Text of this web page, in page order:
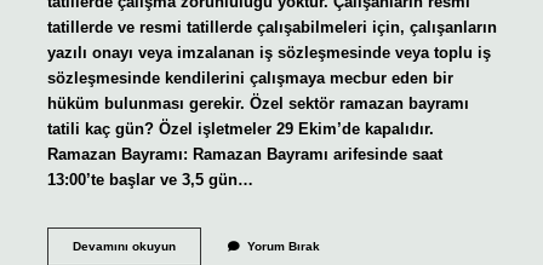
tatillerde ve resmi tatillerde çalışabilmeleri için, çalışanların
yazılı onayı veya imzalanan iş sözleşmesinde veya toplu iş
sözleşmesinde kendilerini çalışmaya mecbur eden bir
hüküm bulunması gerekir. Özel sektör ramazan bayramı
tatili kaç gün? Özel işletmeler 29 Ekim’de kapalıdır.
Ramazan Bayramı: Ramazan Bayramı arifesinde saat
13:00’te başlar ve 3,5 gün…
Devamını okuyun9
Yorum Bırak